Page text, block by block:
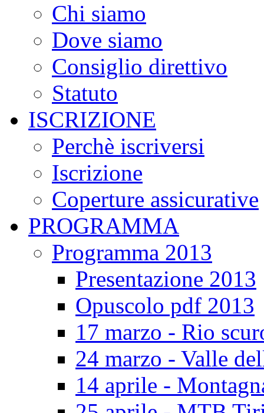
Chi siamo
Dove siamo
Consiglio direttivo
Statuto
ISCRIZIONE
Perchè iscriversi
Iscrizione
Coperture assicurative
PROGRAMMA
Programma 2013
Presentazione 2013
Opuscolo pdf 2013
17 marzo - Rio
24 marzo - Valle
14 aprile -